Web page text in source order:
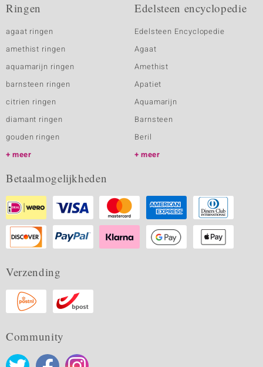
Ringen
agaat ringen
amethist ringen
aquamarijn ringen
barnsteen ringen
citrien ringen
diamant ringen
gouden ringen
meer
Edelsteen encyclopedie
Edelsteen Encyclopedie
Agaat
Amethist
Apatiet
Aquamarijn
Barnsteen
Beril
meer
Betaalmogelijkheden
Verzending
Community